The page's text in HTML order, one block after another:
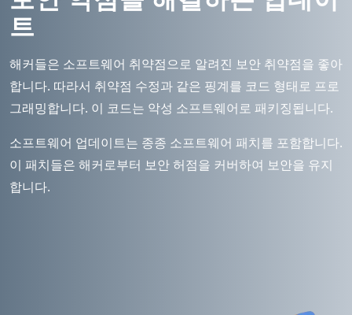
트
해커들은 소프트웨어 취약점으로 알려진 보안 취약점을 좋아
합니다. 따라서 취약점 수정과 같은 핑계를 코드 형태로 프로
그래밍합니다. 이 코드는 악성 소프트웨어로 패키징됩니다.
소프트웨어 업데이트는 종종 소프트웨어 패치를 포함합니다.
이 패치들은 해커로부터 보안 허점을 커버하여 보안을 유지
합니다.